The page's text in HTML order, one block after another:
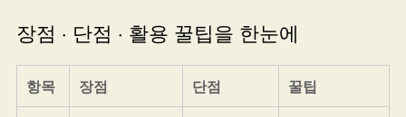
장점 · 단점 · 활용 꿀팁을 한눈에
항목 장점 단점 꿀팁